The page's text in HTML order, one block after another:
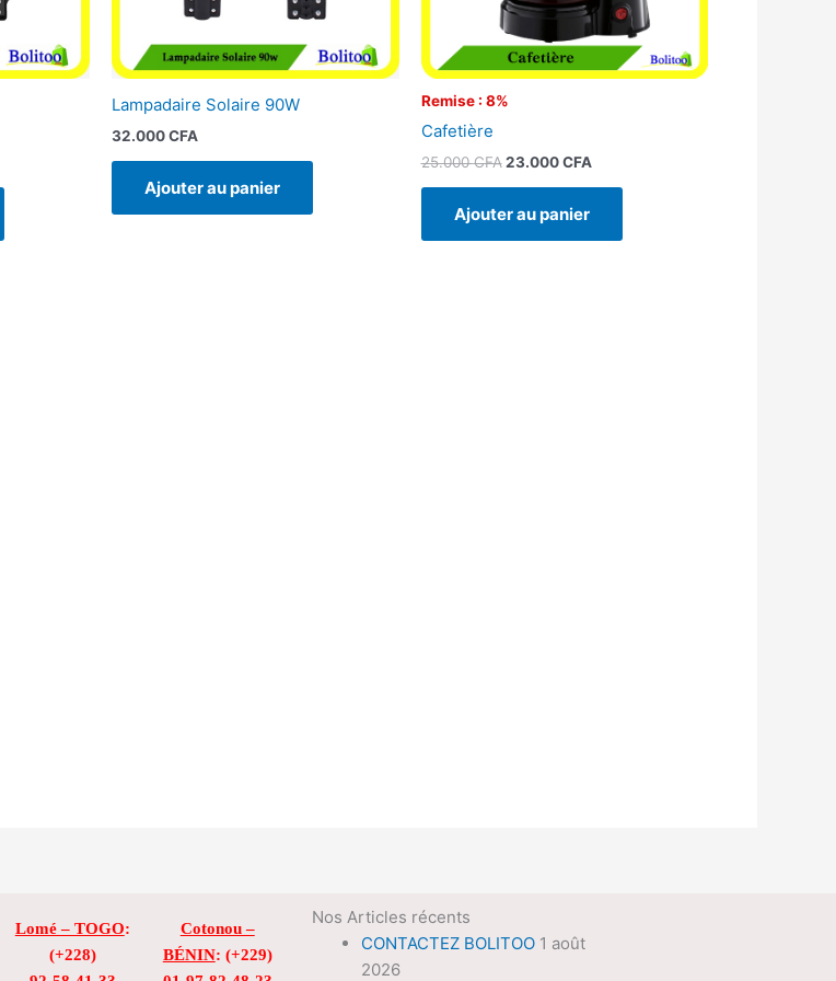
Lampadaire Solaire 90W
32.000CFA
Ajouter au panier
Remise : 8%
Cafetière
25.000CFA 23.000CFA
Ajouter au panier
Lomé – TOGO:
(+228)
Cotonou –
BÉNIN: (+229)
Nos Articles récents
CONTACTEZ BOLITOO 1 août
2026